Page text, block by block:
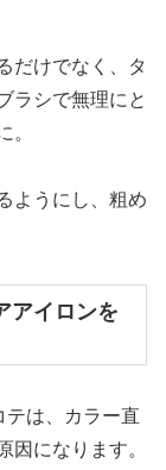
だけでなく、タ
ラシで無理にと
。
ようにし、粗め
アイロンを
は、カラー直
因になります。